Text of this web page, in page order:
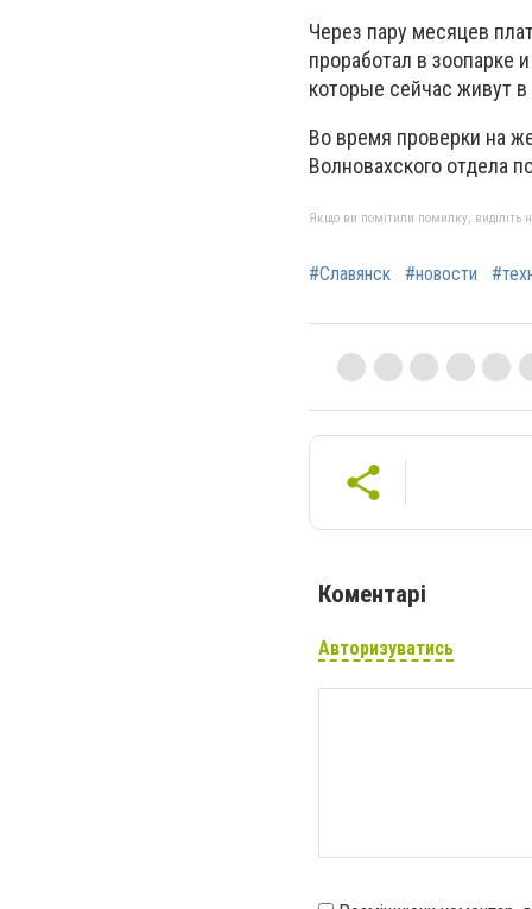
Через пару месяцев
проработал в зоопарке
которые сейчас живут
Во время проверки на
Волновахского отдела
Якщо ви помітили помилку, виділіть
#Славянск #новости
Коментарі
Авторизуватись